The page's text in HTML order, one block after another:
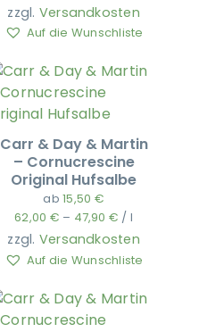
zzgl. Versandkosten
Auf die Wunschliste
Carr & Day & Martin
– Cornucrescine
Original Hufsalbe
ab15,50 €
62,00 € – 47,90 € / l
zzgl. Versandkosten
Auf die Wunschliste